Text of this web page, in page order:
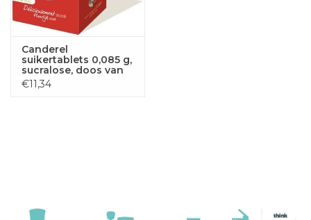
Canderel
suikertablets 0,085 g,
sucralose, doos van
250 stuks
€11,34